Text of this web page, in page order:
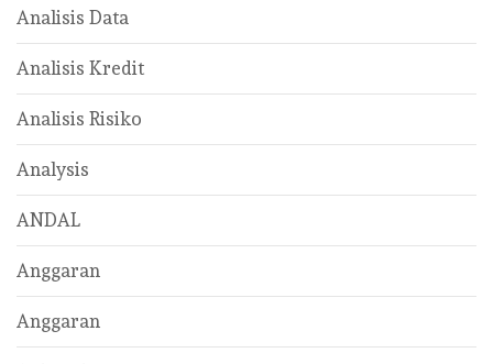
Analisis Data
Analisis Kredit
Analisis Risiko
Analysis
ANDAL
Anggaran
Anggaran